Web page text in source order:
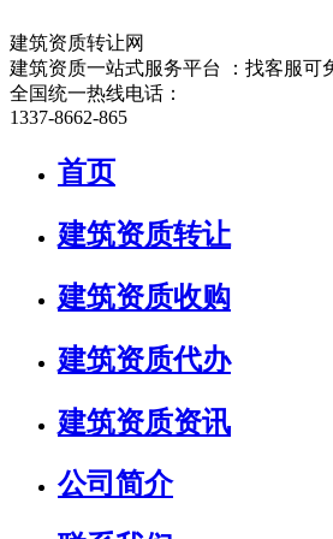
建筑资质转让网
建筑资质一站式服务平台 ：找客服可
全国统一热线电话：
1337-8662-865
首页
建筑资质转让
建筑资质收购
建筑资质代办
建筑资质资讯
公司简介